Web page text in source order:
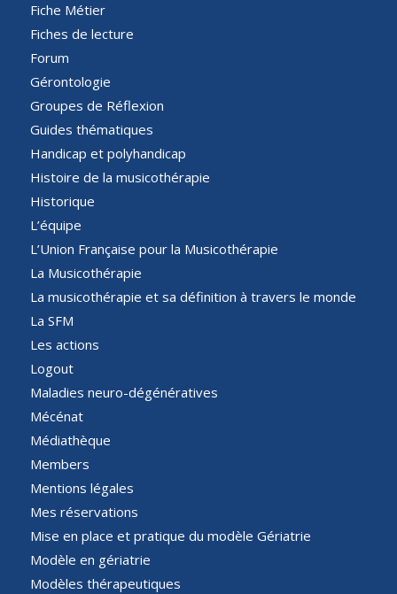
Fiche Métier
Fiches de lecture
Forum
Gérontologie
Groupes de Réflexion
Guides thématiques
Handicap et polyhandicap
Histoire de la musicothérapie
Historique
L’équipe
L’Union Française pour la Musicothérapie
La Musicothérapie
La musicothérapie et sa définition à travers le monde
La SFM
Les actions
Logout
Maladies neuro-dégénératives
Mécénat
Médiathèque
Members
Mentions légales
Mes réservations
Mise en place et pratique du modèle Gériatrie
Modèle en gériatrie
Modèles thérapeutiques